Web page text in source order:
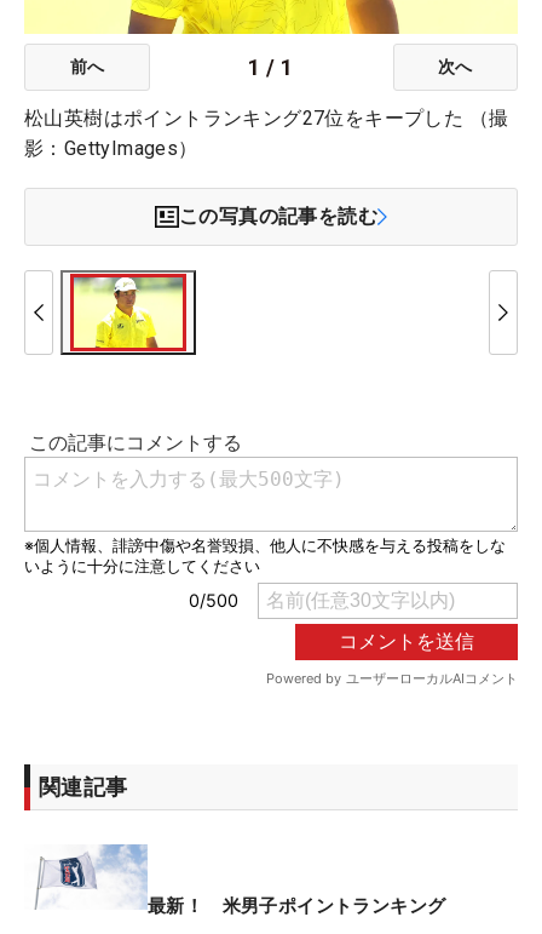
前へ 1 / 1 次へ
松山英樹はポイントランキング27位をキープした （撮
影：GettyImages）
この写真の記事を読む
関連記事
最新！ 米男子ポイントランキング